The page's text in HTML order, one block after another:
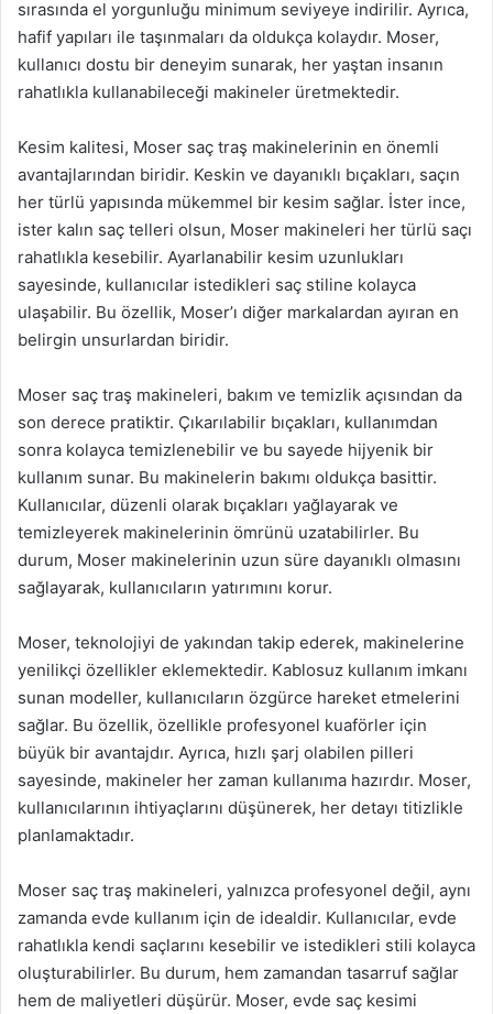
sırasında el yorgunluğu minimum seviyeye indirilir. Ayrıca,
hafif yapıları ile taşınmaları da oldukça kolaydır. Moser,
kullanıcı dostu bir deneyim sunarak, her yaştan insanın
rahatlıkla kullanabileceği makineler üretmektedir.
Kesim kalitesi, Moser saç traş makinelerinin en önemli
avantajlarından biridir. Keskin ve dayanıklı bıçakları, saçın
her türlü yapısında mükemmel bir kesim sağlar. İster ince,
ister kalın saç telleri olsun, Moser makineleri her türlü saçı
rahatlıkla kesebilir. Ayarlanabilir kesim uzunlukları
sayesinde, kullanıcılar istedikleri saç stiline kolayca
ulaşabilir. Bu özellik, Moser’ı diğer markalardan ayıran en
belirgin unsurlardan biridir.
Moser saç traş makineleri, bakım ve temizlik açısından da
son derece pratiktir. Çıkarılabilir bıçakları, kullanımdan
sonra kolayca temizlenebilir ve bu sayede hijyenik bir
kullanım sunar. Bu makinelerin bakımı oldukça basittir.
Kullanıcılar, düzenli olarak bıçakları yağlayarak ve
temizleyerek makinelerinin ömrünü uzatabilirler. Bu
durum, Moser makinelerinin uzun süre dayanıklı olmasını
sağlayarak, kullanıcıların yatırımını korur.
Moser, teknolojiyi de yakından takip ederek, makinelerine
yenilikçi özellikler eklemektedir. Kablosuz kullanım imkanı
sunan modeller, kullanıcıların özgürce hareket etmelerini
sağlar. Bu özellik, özellikle profesyonel kuaförler için
büyük bir avantajdır. Ayrıca, hızlı şarj olabilen pilleri
sayesinde, makineler her zaman kullanıma hazırdır. Moser,
kullanıcılarının ihtiyaçlarını düşünerek, her detayı titizlikle
planlamaktadır.
Moser saç traş makineleri, yalnızca profesyonel değil, aynı
zamanda evde kullanım için de idealdir. Kullanıcılar, evde
rahatlıkla kendi saçlarını kesebilir ve istedikleri stili kolayca
oluşturabilirler. Bu durum, hem zamandan tasarruf sağlar
hem de maliyetleri düşürür. Moser, evde saç kesimi